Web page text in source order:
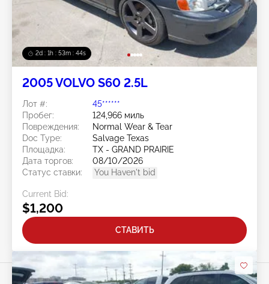
2d : 1h : 53m : 41s
2005 VOLVO S60 2.5L
Лот #:
45******
Пробег:
124,966 миль
Повреждения:
Normal Wear & Tear
Doc Type:
Salvage Texas
Площадка:
TX - GRAND PRAIRIE
Дата торгов:
08/10/2026
Статус ставки:
You Haven't bid
Current Bid:
$1,200
СТАВИТЬ